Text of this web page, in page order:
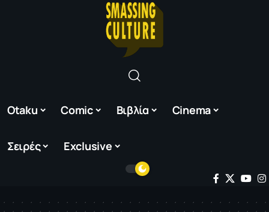
Otaku Comic Βιβλία Cinema
Σειρές Exclusive